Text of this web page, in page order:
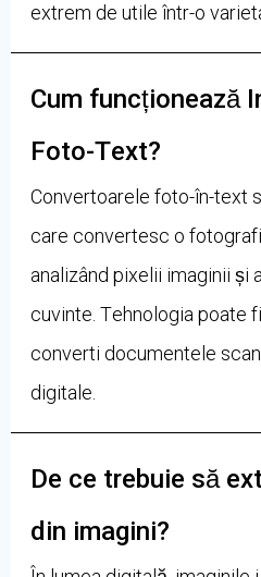
extrem de utile într-o
Cum funcționează
Foto-Text?
Convertoarele foto-în-text
care convertesc o
analizând pixelii imaginii și
cuvinte. Tehnologia poate
converti documentele
digitale.
De ce trebuie să
din imagini?